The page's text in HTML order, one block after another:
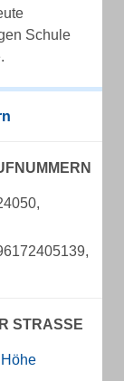
Schule
STRASSE